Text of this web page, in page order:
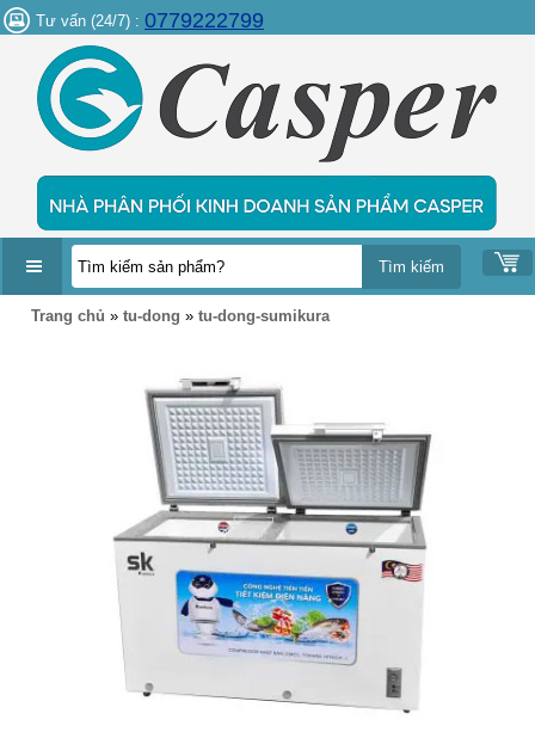
Tư vấn (24/7) : 0779222799
DANH
Trang chủ » tu-dong » tu-dong-sumikura